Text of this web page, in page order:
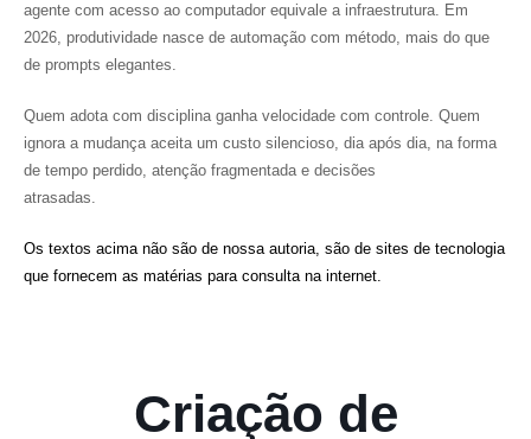
agente com acesso ao computador equivale a infraestrutura. Em
2026, produtividade nasce de automação com método, mais do que
de prompts elegantes.
Quem adota com disciplina ganha velocidade com controle. Quem
ignora a mudança aceita um custo silencioso, dia após dia, na forma
de tempo perdido, atenção fragmentada e decisões
atrasadas.
Os textos acima não são de nossa autoria, são de sites de tecnologia
que fornecem as matérias para consulta na internet.
Criação de